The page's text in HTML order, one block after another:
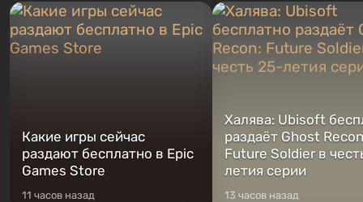
Какие игры сейчас
раздают бесплатно в Epic
Games Store
11 часов назад
Халява: Ubisoft
раздаёт Ghost
Future Soldier в
летия серии
13 часов назад